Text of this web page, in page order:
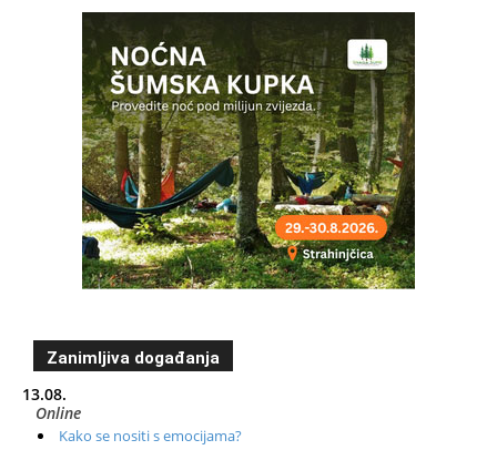
Zanimljiva događanja
13.08.
Online
Kako se nositi s emocijama?